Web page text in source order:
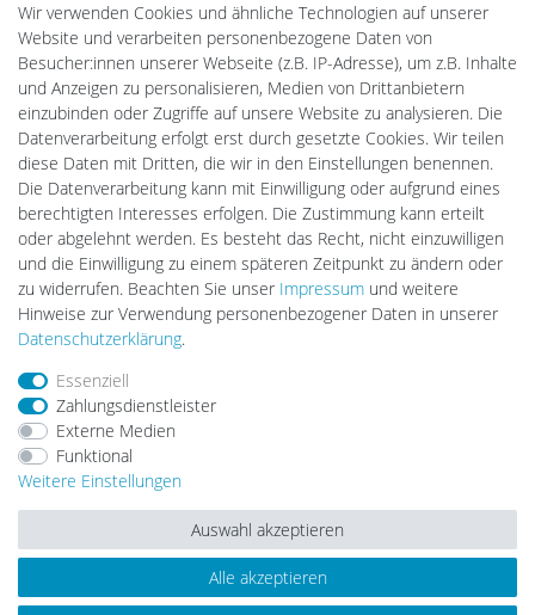
Batteriespeicher
PlentiSolar
Gebrauchtlicht
Ledkauf
DEYESOLAR
Lightech Connect
CardanLight Europe
FORTIMO LEDs
LED-RETROSHOP
Wallbox24
Impressum
Barrierefreiheitserklärung
Vertrag widerrufen
© Copyright 2026 | Alle Rechte vorbehalten.
Wir verwenden Cookies und ähnliche Technologien auf unserer
Website und verarbeiten personenbezogene Daten von
Besucher:innen unserer Webseite (z.B. IP-Adresse), um z.B. Inhalte
und Anzeigen zu personalisieren, Medien von Drittanbietern
einzubinden oder Zugriffe auf unsere Website zu analysieren. Die
Datenverarbeitung erfolgt erst durch gesetzte Cookies. Wir teilen
diese Daten mit Dritten, die wir in den Einstellungen benennen.
Die Datenverarbeitung kann mit Einwilligung oder aufgrund eines
berechtigten Interesses erfolgen. Die Zustimmung kann erteilt
oder abgelehnt werden. Es besteht das Recht, nicht einzuwilligen
und die Einwilligung zu einem späteren Zeitpunkt zu ändern oder
zu widerrufen. Beachten Sie unser Impressum und weitere
Hinweise zur Verwendung personenbezogener Daten in unserer
Daten­schutz­erklärung.
Essenziell
Zahlungsdienstleister
Externe Medien
Funktional
Weitere Einstellungen
Alle akzeptieren
Auswahl akzeptieren